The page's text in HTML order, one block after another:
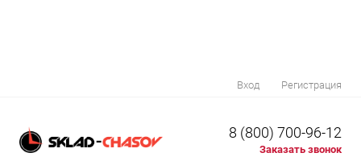
Вход Регистрация
8 (800) 700-96-12
Заказать звонок